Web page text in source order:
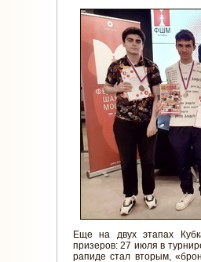
Еще на двух этапах
призеров: 27 июля в
рапиде стал вторым,